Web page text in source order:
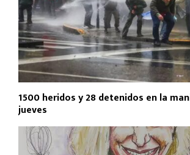
1500 heridos y 28 detenidos en la
jueves